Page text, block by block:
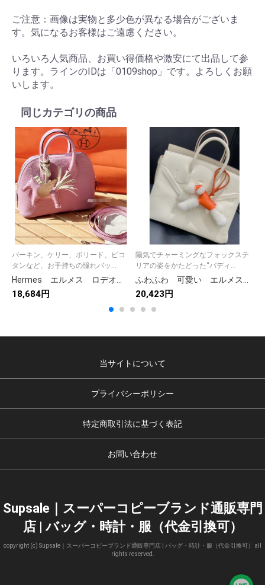
ご注意：画像は実物と多少色が異なる場合がございま
す。気になるお客様はご遠慮ください。
いろいろ人気商品、お買い得価格や激安にて出品して参
ります。ラインのIDは「0109shop」です。よろしくお願
いします。
同じカテゴリの商品
バーキン、ケリー、ボリード、ピコ
タンなど、お手持ちの憧れバッ...
18,684円
陽気でチャーミングなフォックステ
リアの姿をかたどった“バディ...
20,423円
当サイトについて
プライバシーポリシー
特定商取引法に基づく表記
お問い合わせ
Supsale｜スーパーコピーブランド通販専門
店 | バッグ・時計・服（代金引換可）
copyright (c) Supsale｜スーパーコピーブランド通販専門店 | バッグ・時計・服（代金引換可） all
rights reserved.